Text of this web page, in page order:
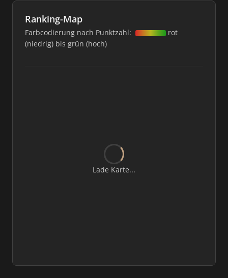
Ranking-Map
Farbcodierung nach Punktzahl:
rot
(niedrig) bis grün (hoch)
Lade Karte...